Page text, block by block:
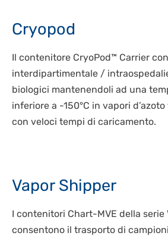
NETWORK DI RICERCA
CERTIFICAZIONI DI QUALITÀ
STAKEHOLDER
POLITICA PER LA SICUREZZA, LA
L’AMBIENTE
LAVORA CON NOI
GESTIONE TRASPORTI E LOGISTICA
CRIOCONSERVAZIONE CONTO
DISASTER RECOVERY PLAN
BIOLOGIA CELLULARE
CENTRI DI STOCCAGGIO “CHIAVI
CONTENITORI CRIOBIOLOGICI E
CONGELATORI A DISCESA
SISTEMI DI MONITORAGGIO E
MONITORAGGIO LIVELLI DI
GENETICA PERINATALE
NEWS
CONTATTI
IT
Cryopod
Il contenitore CryoPod™ Carrier
interdipartimentale /
biologici mantenendoli ad una
inferiore a -150°C in vapori
con veloci tempi di caricamento.
Vapor Shipper
I contenitori Chart-MVE della serie
consentono il trasporto di